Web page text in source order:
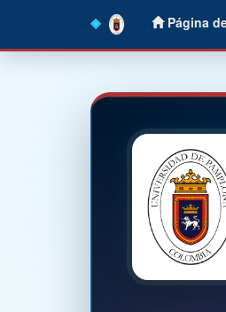
Página